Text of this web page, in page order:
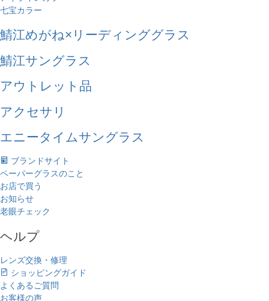
七宝カラー
鯖江めがね×リーディンググラス
鯖江サングラス
アウトレット品
アクセサリ
エニータイムサングラス
ブランドサイト
ペーパーグラスのこと
お店で買う
お知らせ
老眼チェック
ヘルプ
レンズ交換・修理
ショッピングガイド
よくあるご質問
お客様の声